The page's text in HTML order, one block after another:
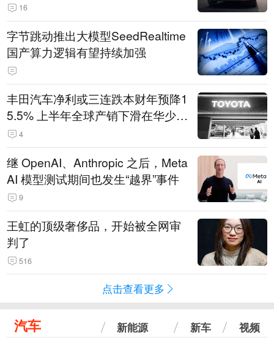
16
字节跳动推出大模型SeedRealtime
国产算力逻辑有望持续加强
丰田汽车净利或三连跌本财年预降1
5.5% 上半年全球产销下滑在华少卖
14.3万辆
4
继 OpenAI、Anthropic 之后，Meta
AI 模型测试期间也发生“越界”事件
9
王虹的顶级奢侈品，开始被全网审
判了
516
点击查看更多
汽车 新能源 新车 视频